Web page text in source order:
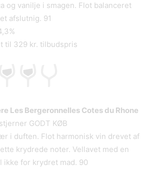
og vanilje i smagen. Flot balanceret
afslutnig. 91
til 329 kr. tilbudspris
Les Bergeronnelles Cotes du Rhone
GODT KØB
i duften. Flot harmonisk vin drevet af
krydrede noter. Vellavet med en
for krydret mad. 90